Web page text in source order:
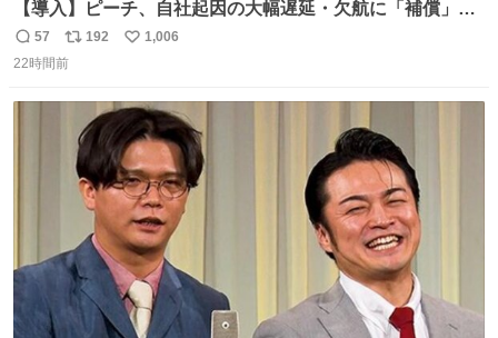
【導入】ピーチ、自社起因の大幅遅延・欠航に「補償」開
始へ news.livedoor.com/article/detail… 同社に起因する理
由によって大幅遅延や欠航が発生した場合、乗客が負担し
は1人あたり上限1万円、国際線は上限2万円まで支払う。
返
信
57
リ
ポ
数
192
い
数
1,006
22時間前